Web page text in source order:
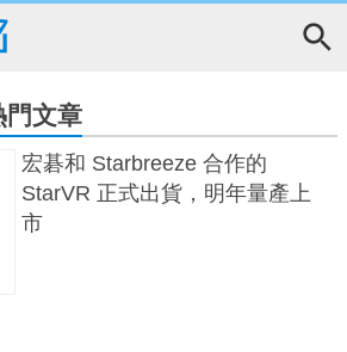
文章
宏碁和 Starbreeze 合作的
StarVR 正式出貨，明年量產上
市